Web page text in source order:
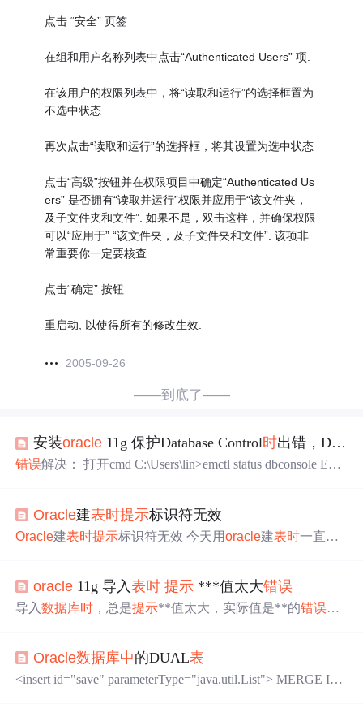
点击 “安全” 页签
在组和用户名称列表中点击“Authenticated Users” 项.
在该用户的权限列表中，将“读取和运行”的选择框置为
不选中状态
再次点击“读取和运行”的选择框，将其设置为选中状态
点击“高级”按钮并在权限项目中确定“Authenticated Us
ers” 是否拥有“读取并运行”权限并应用于“该文件夹，
及子文件夹和文件”. 如果不是，双击这样，并确保权限
可以“应用于” “该文件夹，及子文件夹和文件”. 该项非
常重要你一定要核查.
点击“确定” 按钮
重启动, 以使得所有的修改生效.
2005-09-26
——到底了——
安装oracle 11g 保护Database Control时出错，Database Control已在非安全模式下启动
错误解决： 打开cmd C:\Users\lin>emctl status dbconsole Envi
n> C:\Users\lin>setoracle_sid=orc
Oracle建表时提示标识符无效
Oracle建表时提示标识符无效 今天用oracle建表时一直提
TE TABLE road_new ( id varchar2(20) NOT NULL , name var
char2(50) DEFAULT NULL, provinceID varchar2(10) DEFAU
oracle 11g 导入表时 提示 ***值太大错误
导入数据库时 ，总是提示**值太大，实际值是**的错误。
问题， 解决方法: 如果可以的话就把
成ZHS16GBK等中文字符集吧，此时不管中文字符还是英
Oracle数据库中的DUAL表
<insert id="save" parameterType="java.util.List"> MERGE IN